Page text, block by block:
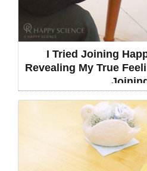
I Tried Joining
Revealing My True